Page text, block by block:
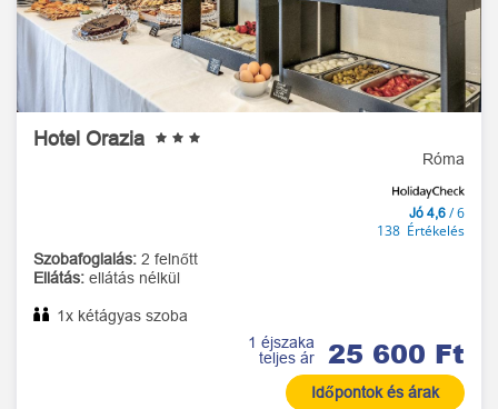
Hotel Orazia
Róma
Jó 4,6 / 6
138 Értékelés
Szobafoglalás: 2 felnőtt
Ellátás: ellátás nélkül
1x kétágyas szoba
1 éjszaka
teljes ár
25 600 Ft
Időpontok és árak